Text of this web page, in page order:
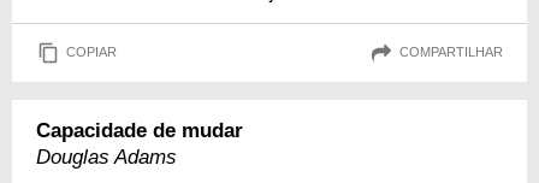
COPIAR COMPARTILHAR
Capacidade de mudar
Douglas Adams